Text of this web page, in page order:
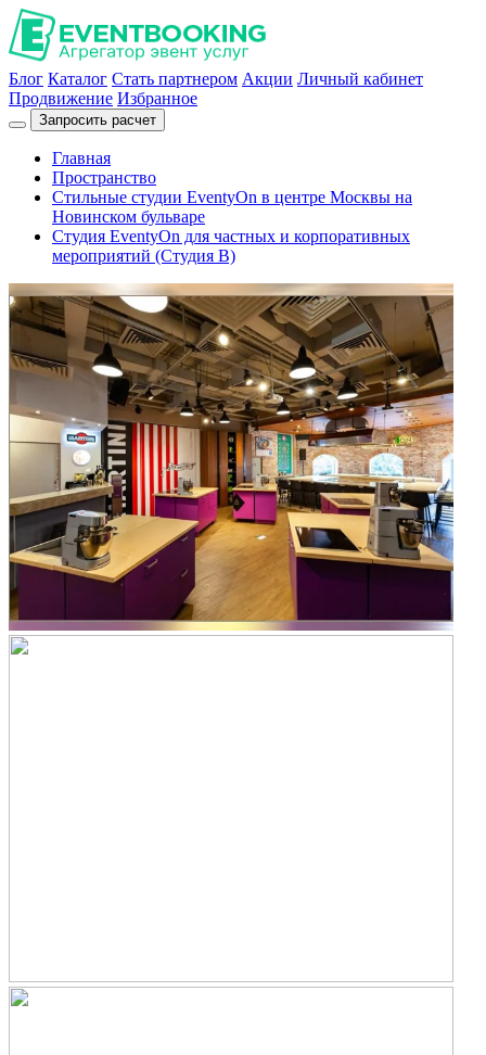
Блог Каталог Стать партнером Акции Личный кабинет
Продвижение Избранное
Запросить расчет
Главная
Пространство
Стильные студии EventyOn в центре Москвы на
Новинском бульваре
Студия EventyOn для частных и корпоративных
мероприятий (Студия B)